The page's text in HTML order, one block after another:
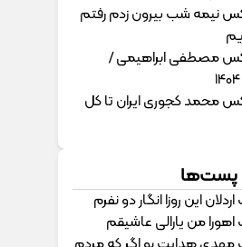
نیمه شب بیرون زدم رفتم
مصطفی ابراهیمی /
محمد کجوری ایران تا کل
پست‌ها
این روزا انگار دو نفرم
اهورا من یارالی عاشیقم